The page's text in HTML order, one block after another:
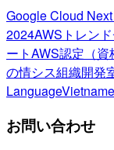
Google Cloud Next
2024AWSトレン
ートAWS認定（資
の情シス組織開発
Language
お問い合わせ